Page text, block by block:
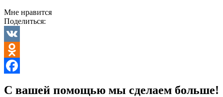
Мне нравится
Поделиться:
VK
Odnoklassniki
С вашей помощью мы сделаем больше!